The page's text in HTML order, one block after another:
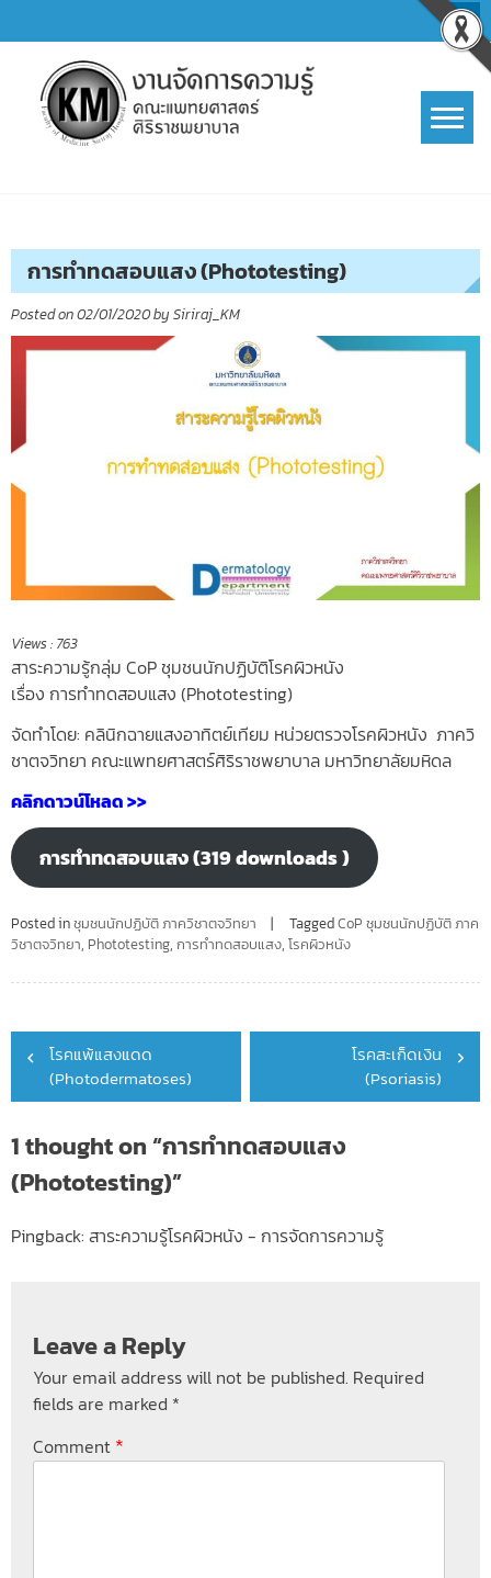
to
content
การทำทดสอบแสง (Phototesting)
Posted on02/01/2020by Siriraj_KM
Views : 763
สาระความรู้กลุ่ม CoP ชุมชนนักปฏิบัติโรคผิวหนัง
เรื่อง การทำทดสอบแสง (Phototesting)
จัดทำโดย: คลินิกฉายแสงอาทิตย์เทียม หน่วยตรวจโรคผิวหนัง ภาควิ
ชาตจวิทยา คณะแพทยศาสตร์ศิริราชพยาบาล มหาวิทยาลัยมหิดล
คลิกดาวน์โหลด >>
การทำทดสอบแสง (319 downloads )
Posted inชุมชนนักปฏิบัติ ภาควิชาตจวิทยา TaggedCoP ชุมชนนักปฏิบัติ ภาค
วิชาตจวิทยา, Phototesting, การทำทดสอบแสง, โรคผิวหนัง
Post
navigation
โรคแพ้แสงแดด
(Photodermatoses)
โรคสะเก็ดเงิน
(Psoriasis)
1 thought on “การทำทดสอบแสง
(Phototesting)”
Pingback: สาระความรู้โรคผิวหนัง - การจัดการความรู้
Leave a Reply
Your email address will not be published. Required
fields are marked *
Comment *